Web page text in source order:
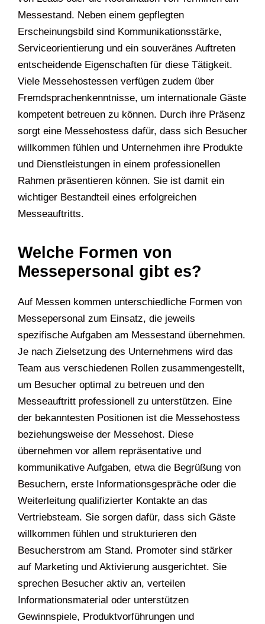
Messestand. Neben einem gepflegten
Erscheinungsbild sind Kommunikationsstärke,
Serviceorientierung und ein souveränes Auftreten
entscheidende Eigenschaften für diese Tätigkeit.
Viele Messehostessen verfügen zudem über
Fremdsprachenkenntnisse, um internationale Gäste
kompetent betreuen zu können. Durch ihre Präsenz
sorgt eine Messehostess dafür, dass sich Besucher
willkommen fühlen und Unternehmen ihre Produkte
und Dienstleistungen in einem professionellen
Rahmen präsentieren können. Sie ist damit ein
wichtiger Bestandteil eines erfolgreichen
Messeauftritts.
Welche Formen von
Messepersonal gibt es?
Auf Messen kommen unterschiedliche Formen von
Messepersonal zum Einsatz, die jeweils
spezifische Aufgaben am Messestand übernehmen.
Je nach Zielsetzung des Unternehmens wird das
Team aus verschiedenen Rollen zusammengestellt,
um Besucher optimal zu betreuen und den
Messeauftritt professionell zu unterstützen. Eine
der bekanntesten Positionen ist die Messehostess
beziehungsweise der Messehost. Diese
übernehmen vor allem repräsentative und
kommunikative Aufgaben, etwa die Begrüßung von
Besuchern, erste Informationsgespräche oder die
Weiterleitung qualifizierter Kontakte an das
Vertriebsteam. Sie sorgen dafür, dass sich Gäste
willkommen fühlen und strukturieren den
Besucherstrom am Stand. Promoter sind stärker
auf Marketing und Aktivierung ausgerichtet. Sie
sprechen Besucher aktiv an, verteilen
Informationsmaterial oder unterstützen
Gewinnspiele, Produktvorführungen und